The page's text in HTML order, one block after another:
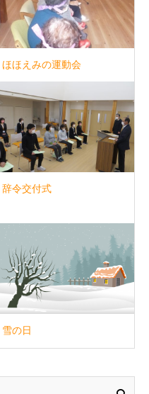
ほほえみの運動会
辞令交付式
雪の日